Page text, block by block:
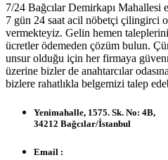
7/24 Bağcılar Demirkapı Mahallesi
7 gün 24 saat acil nöbetçi çilingirci
vermekteyiz. Gelin hemen
ücretler ödemeden çözüm bulun.
unsur olduğu için her firmaya
üzerine bizler de anahtarcılar
bizlere rahatlıkla belgemizi talep
Yenimahalle, 1575. Sk. No: 4B,
34212 Bağcılar/İstanbul
Email :